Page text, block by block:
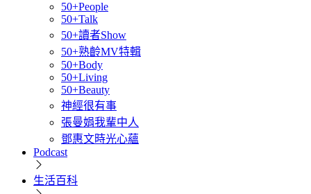
50+People
50+Talk
50+讀者Show
50+熟齡MV特輯
50+Body
50+Living
50+Beauty
神經很有事
張曼娟我輩中人
鄧惠文時光心蘊
Podcast
生活百科